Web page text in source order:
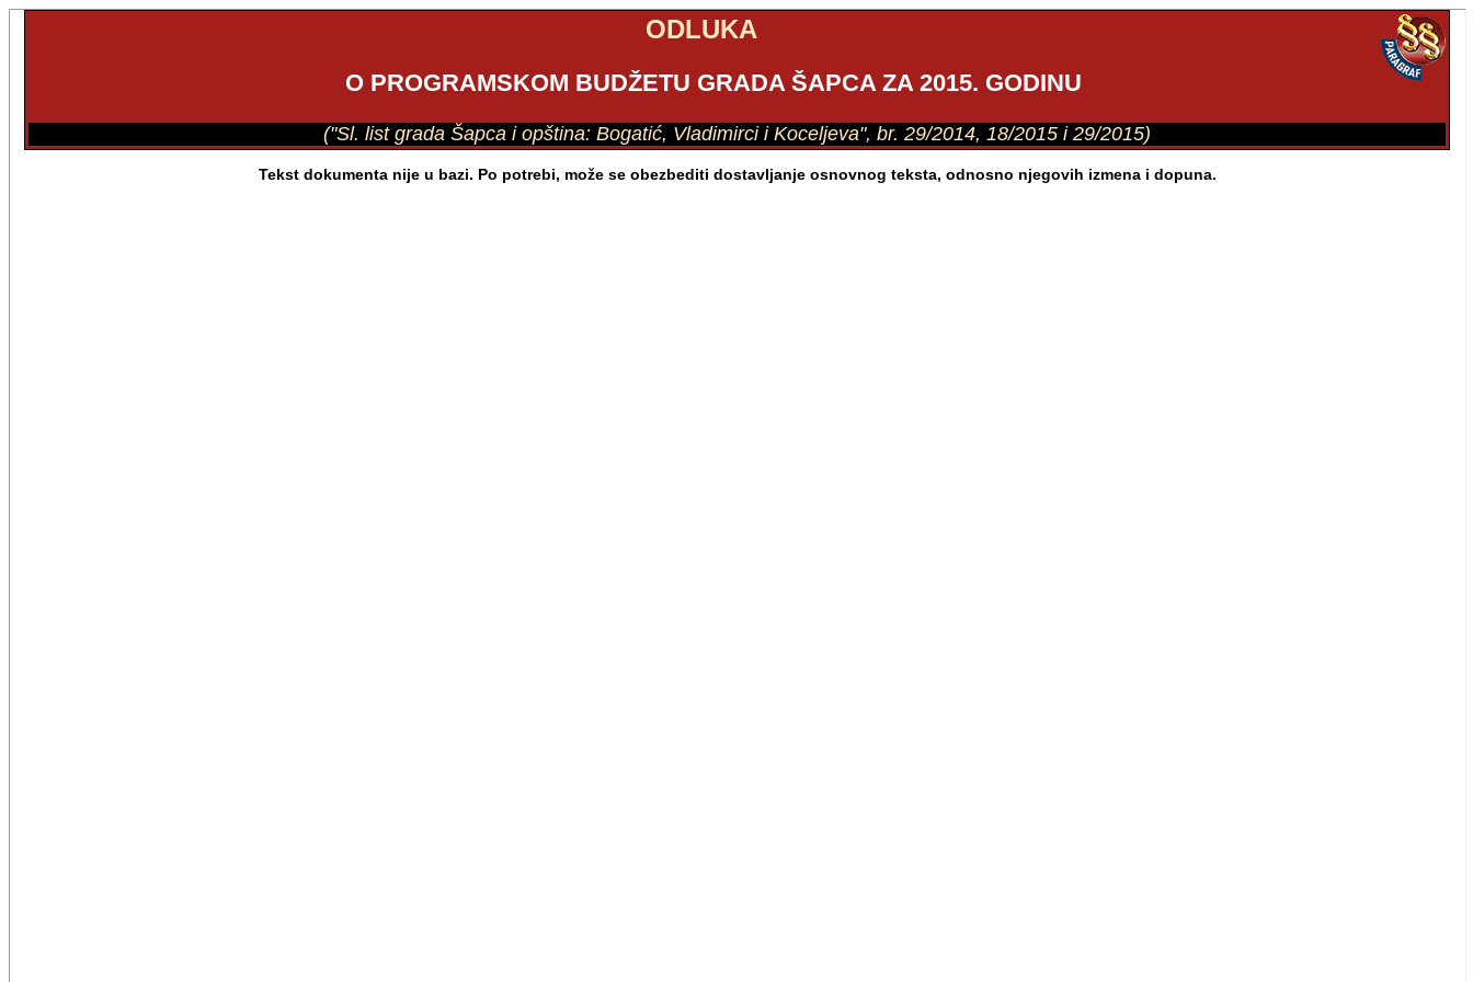
ODLUKA
O PROGRAMSKOM BUDŽETU GRADA ŠAPCA ZA 2015. GODINU
("Sl. list grada Šapca i opština: Bogatić, Vladimirci i Koceljeva", br. 29/2014, 18/2015 i 29/2015)
Tekst dokumenta nije u bazi. Po potrebi, može se obezbediti dostavljanje osnovnog teksta, odnosno njegovih izmena i dopuna.